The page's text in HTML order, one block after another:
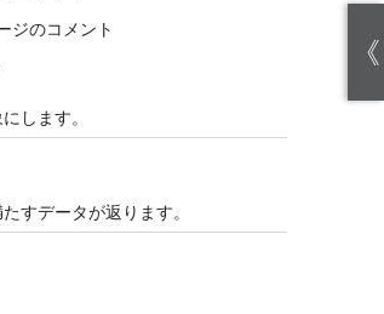
ジのコメント
します。
すデータが返ります。
《